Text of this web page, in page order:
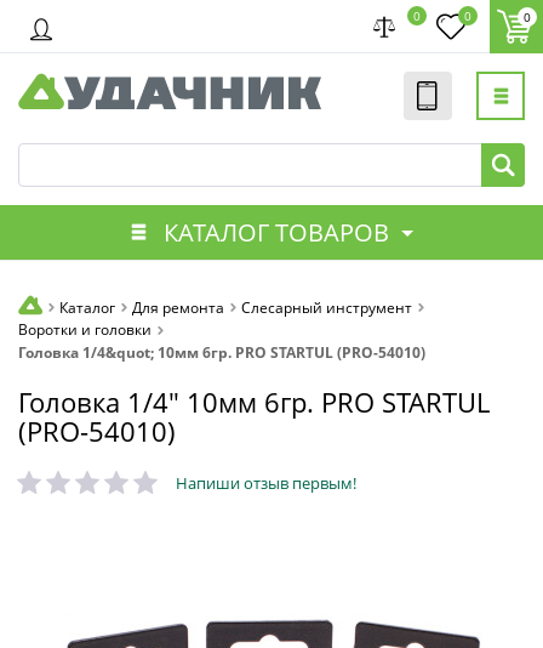
0 0 0
КАТАЛОГ ТОВАРОВ
Каталог Для ремонта
Слесарный инструмент
Воротки и головки
Головка 1/4&quot; 10мм 6гр. PRO STARTUL (PRO-54010)
Головка 1/4" 10мм 6гр. PRO STARTUL
(PRO-54010)
Напиши отзыв первым!